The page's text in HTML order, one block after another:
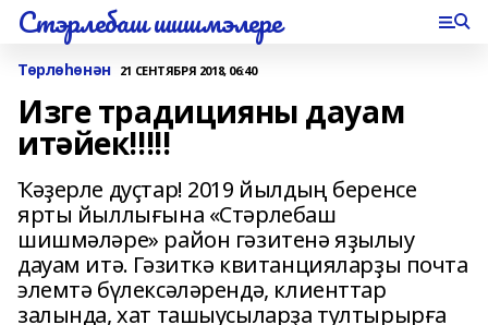
Стэрлебаш шишмэлере
Төрлөһөнән 21 СЕНТЯБРЯ 2018, 06:40
Изге традицияны дауам
итәйек!!!!!
Ҡәҙерле дуҫтар! 2019 йылдың беренсе
ярты йыллығына «Стәрлебаш
шишмәләре» район гәзитенә яҙылыу
дауам итә. Гәзиткә квитанцияларҙы почта
элемтә бүлексәләрендә, клиенттар
залында, хат ташыусыларҙа тултырырға